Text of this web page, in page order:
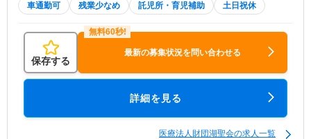
車通勤可 残業少なめ 託児所・育児補助 土日祝休
保存する
最新の募集状況を問い合わせる
詳細を見る
医療法人財団湖聖会の求人一覧